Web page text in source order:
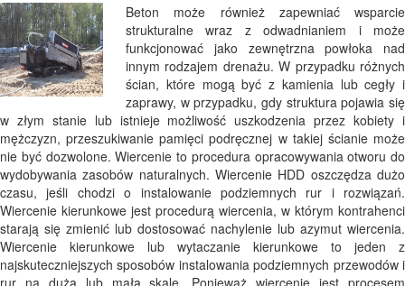
Beton może również zapewniać wsparcie
strukturalne wraz z odwadnianiem i może
funkcjonować jako zewnętrzna powłoka nad
innym rodzajem drenażu. W przypadku różnych
ścian, które mogą być z kamienia lub cegły i
zaprawy, w przypadku, gdy struktura pojawia się
w złym stanie lub istnieje możliwość uszkodzenia przez kobiety i
mężczyzn, przeszukiwanie pamięci podręcznej w takiej ścianie może
nie być dozwolone. Wiercenie to procedura opracowywania otworu do
wydobywania zasobów naturalnych. Wiercenie HDD oszczędza dużo
czasu, jeśli chodzi o instalowanie podziemnych rur i rozwiązań.
Wiercenie kierunkowe jest procedurą wiercenia, w którym kontrahenci
starają się zmienić lub dostosować nachylenie lub azymut wiercenia.
Wiercenie kierunkowe lub wytaczanie kierunkowe to jeden z
najskuteczniejszych sposobów instalowania podziemnych przewodów i